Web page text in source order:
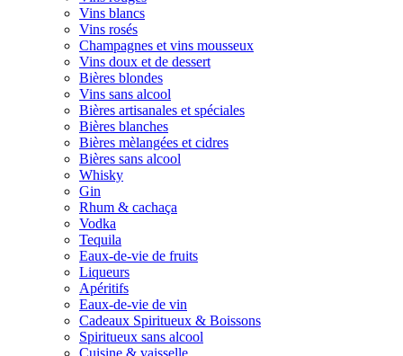
Vins blancs
Vins rosés
Champagnes et vins mousseux
Vins doux et de dessert
Bières blondes
Vins sans alcool
Bières artisanales et spéciales
Bières blanches
Bières mèlangées et cidres
Bières sans alcool
Whisky
Gin
Rhum & cachaça
Vodka
Tequila
Eaux-de-vie de fruits
Liqueurs
Apéritifs
Eaux-de-vie de vin
Cadeaux Spiritueux & Boissons
Spiritueux sans alcool
Cuisine & vaisselle